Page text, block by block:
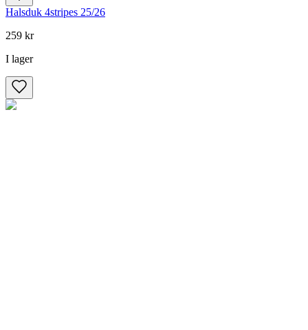
Halsduk 4stripes 25/26
259 kr
I lager